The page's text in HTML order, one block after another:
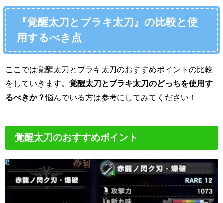
『覚醒太刀とブラキ太刀』の比較と使
用するべき点
ここでは覚醒太刀とブラキ太刀のおすすめポイントの比較
をしていきます。 覚醒太刀とブラキ太刀のどっちを使用す
るべきか？悩んでいる方は参考にしてみてください！
覚醒太刀のおすすめポイント